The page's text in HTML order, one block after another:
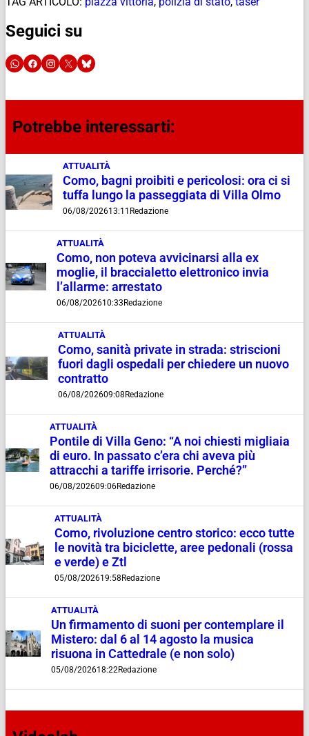
Seguici su
Potrebbe interessarti:
ATTUALITÀ
Como, bagni proibiti e pericolosi: ora ci si
tuffa lungo la passeggiata di Villa Olmo
06/08/202613:11 Redazione
ATTUALITÀ
Como, non poteva avvicinarsi alla ex
moglie, il braccialetto elettronico invia
l’allarme: arrestato
06/08/202610:33 Redazione
ATTUALITÀ
Como, sanità private in strada: striscioni
fuori dagli ospedali per chiedere un nuovo
contratto
06/08/202609:08 Redazione
ATTUALITÀ
Pontile di Villa Geno: “A noi chiesti migliaia
di euro. In passato c’era chi aveva più
attracchi a tariffe irrisorie. Perché?”
06/08/202609:06Redazione
ATTUALITÀ
Como, rivoluzione centro storico: ecco tutte
le novità tra biciclette, aree pedonali (rossa
e verde) e Ztl
05/08/202619:58 Redazione
ATTUALITÀ
Un firmamento di suoni per contemplare il
Mistero: dal 6 al 14 agosto la musica
risuona in Cattedrale (e non solo)
05/08/202618:22Redazione